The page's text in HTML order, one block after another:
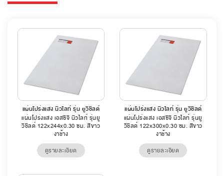
แผ่นโปร่งแสง นิวไลท์ รุ่น ยูวีชิลด์
แผ่นโปร่งแสง เอสซีจี นิวไลท์ รุ่นยู
วีชิลด์ 122x244x0.30 ซม. สีขาว
งาช้าง
ดูรายละเอียด
แผ่นโปร่งแสง นิวไลท์ รุ่น ยูวีชิลด์
แผ่นโปร่งแสง เอสซีจี นิวไลท์ รุ่นยู
วีชิลด์ 122x300x0.30 ซม. สีขาว
งาช้าง
ดูรายละเอียด